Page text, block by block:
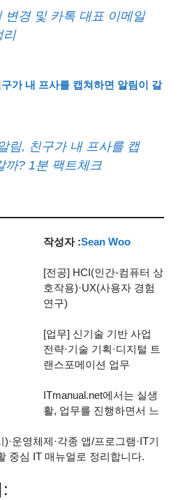
변경 및 카톡 대표 이메일
리
가 내 프사를 캡쳐하면 알림이 갈
림, 친구가 내 프사를 캡
까? 1분 팩트체크
작성자 :Sean Woo
[전공] HCI(인간-컴퓨터 상
호작용)·UX(사용자 경험
연구)
[업무] 신기술 기반 사업
전략·기술 기획·디지털 트
랜스포메이션 업무
ITmanual.net에서는 실생
활, 업무를 진행하면서 느
운영체제·각종 앱/프로그램·IT기
중심 IT 매뉴얼로 정리합니다.